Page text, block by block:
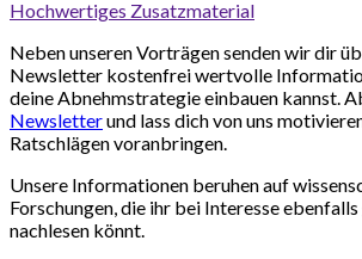
Hochwertiges Zusatzmaterial
Neben unseren Vorträgen senden wir dir
Newsletter kostenfrei wertvolle
deine Abnehmstrategie einbauen kannst.
Newsletterund lass dich von uns
Ratschlägen voranbringen.
Unsere Informationen beruhen auf
Forschungen, die ihr bei Interesse
nachlesen könnt.